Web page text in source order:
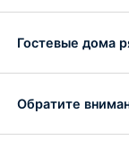
Гостевые дома
Обратите